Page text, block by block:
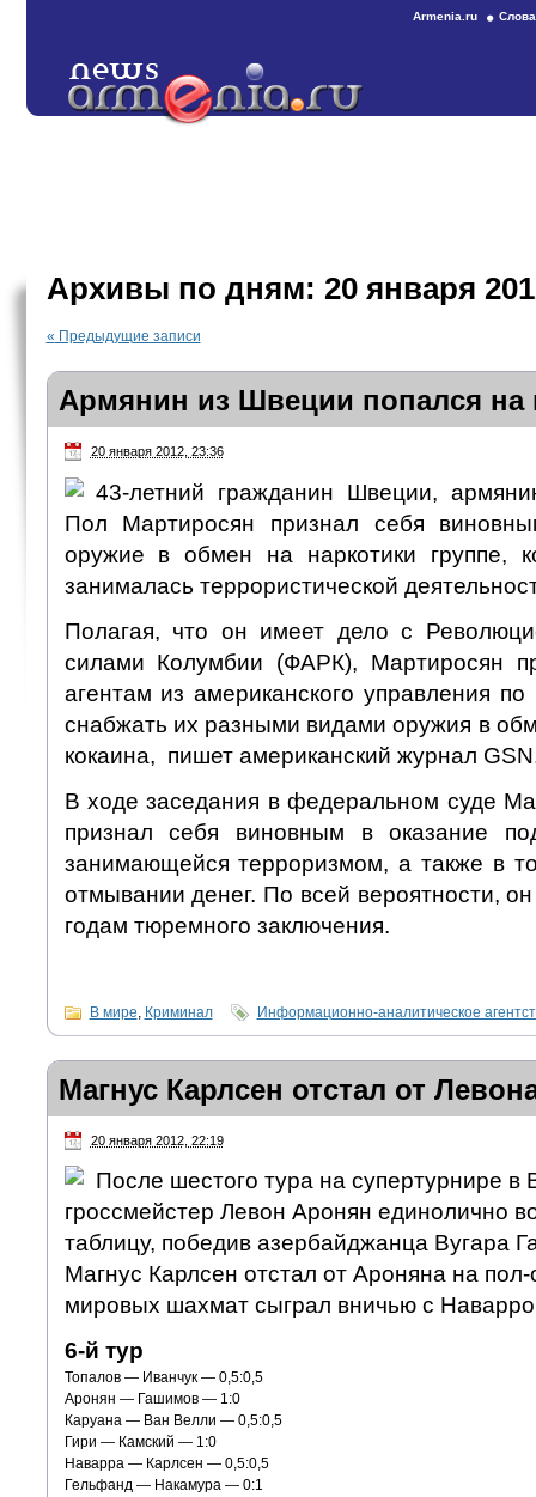
Armenia.ru
Архивы по дням: 20 января
« Предыдущие записи
Армянин из Швеции попался на
20 января 2012, 23:36
43-летний гражданин Швеции,
Пол Мартиросян признал себя
оружие в обмен на наркотики группе,
занималась террористической
Полагая, что он имеет дело с
силами Колумбии (ФАРК), Мартиросян
агентам из американского управления
снабжать их разными видами оружия в
кокаина, пишет американский журнал
В ходе заседания в федеральном суде
признал себя виновным в оказание
занимающейся терроризмом, а также в
отмывании денег. По всей вероятности,
годам тюремного заключения.
В мире Криминал Информационно-аналитическое
Магнус Карлсен отстал от
20 января 2012, 22:19
После шестого тура на супертурнире в
гроссмейстер Левон Аронян единолично
таблицу, победив азербайджанца Вугара
Магнус Карлсен отстал от Ароняна на
мировых шахмат сыграл вничью с
6-й тур
Топалов — Иванчук — 0,5:0,5
Аронян — Гашимов — 1:0
Каруана — Ван Велли — 0,5:0,5
Гири — Камский — 1:0
Наварра — Карлсен — 0,5:0,5
Гельфанд — Накамура — 0:1